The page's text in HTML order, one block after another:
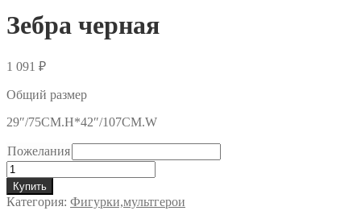
Зебра черная
1 091 ₽
Общий размер
29″/75CM.H*42″/107CM.W
Пожелания
Количество
товара
Зебра
черная
Купить
Категория: Фигурки,мультгерои